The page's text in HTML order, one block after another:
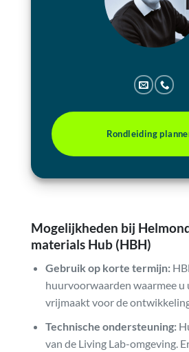
Rondleiding
Mogelijkheden bij
materials Hub (HBH)
Gebruik op korte termijn:
huurvoorwaarden waarmee u
vrijmaakt voor de
Technische ondersteuning:
van de Living Lab-omgeving.